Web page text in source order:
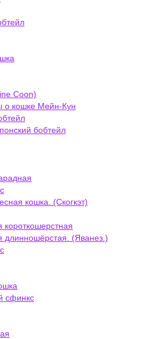
Coon)
о кошке Мейн-Кун
бобтейл
кошка. (Скогкэт)
короткошерстная
длинношёрстая. (Яванез.)
сфинкс